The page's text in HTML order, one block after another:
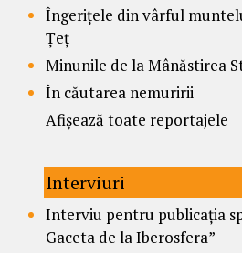
Îngerițele din vârful
Țeț
Minunile de la Mânăstirea
În căutarea nemuririi
Afișează toate reportajele
Interviuri
Interviu pentru publicația
Gaceta de la Iberosfera”